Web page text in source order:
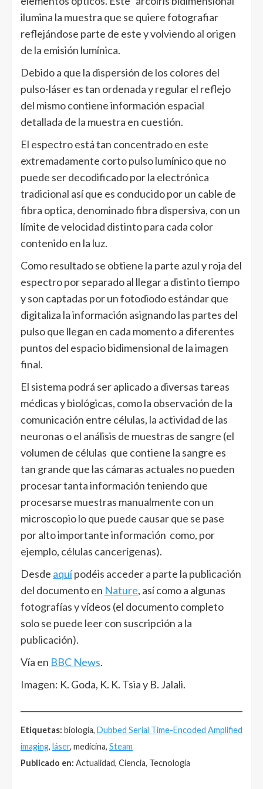
ilumina la muestra que se quiere fotografiar
reflejándose parte de este y volviendo al origen
de la emisión lumínica.
Debido a que la dispersión de los colores del
pulso-láser es tan ordenada y regular el reflejo
del mismo contiene información espacial
detallada de la muestra en cuestión.
El espectro está tan concentrado en este
extremadamente corto pulso lumínico que no
puede ser decodificado por la electrónica
tradicional así que es conducido por un cable de
fibra optica, denominado fibra dispersiva, con un
límite de velocidad distinto para cada color
contenido en la luz.
Como resultado se obtiene la parte azul y roja del
espectro por separado al llegar a distinto tiempo
y son captadas por un fotodiodo estándar que
digitaliza la información asignando las partes del
pulso que llegan en cada momento a diferentes
puntos del espacio bidimensional de la imagen
final.
El sistema podrá ser aplicado a diversas tareas
médicas y biológicas, como la observación de la
comunicación entre células, la actividad de las
neuronas o el análisis de muestras de sangre (el
volumen de células que contiene la sangre es
tan grande que las cámaras actuales no pueden
procesar tanta información teniendo que
procesarse muestras manualmente con un
microscopio lo que puede causar que se pase
por alto importante información como, por
ejemplo, células cancerígenas).
Desde aquípodéis acceder a parte la publicación
del documento en Nature, así como a algunas
fotografías y vídeos (el documento completo
solo se puede leer con suscripción a la
publicación).
Vía en BBC News.
Imagen: K. Goda, K. K. Tsia y B. Jalali.
Etiquetas: biología, Dubbed Serial Time-Encoded Amplified
imaging, láser, medicina, Steam
Publicado en: Actualidad, Ciencia, Tecnología